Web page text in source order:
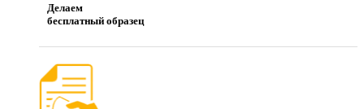
Делаем
бесплатный образец